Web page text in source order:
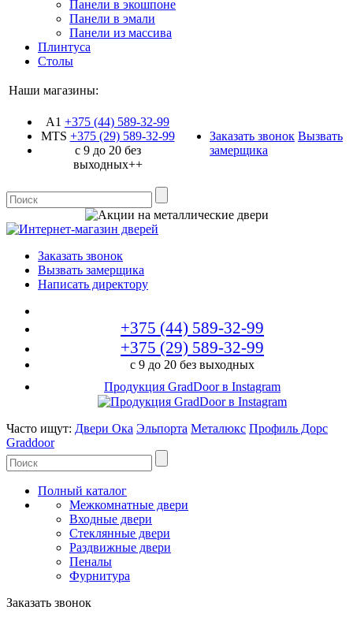
Панели в экошпоне
Панели в эмали
Панели из массива
Плинтуса
Столы
Наши магазины:
A1 +375 (44) 589-32-99
MTS +375 (29)589-32-99
с 9 до 20 без
выходных++
Заказать звонок Вызвать
замерщика
Заказать звонок
Вызвать замерщика
Написать директору
+375 (44) 589-32-99
+375 (29) 589-32-99
с 9 до 20 без выходных
Продукция GradDoor в Instagram
Часто ищут: Двери Ока Эльпорта Металюкс Профиль Дорс
Graddoor
Полный каталог
Межкомнатные двери
Входные двери
Стеклянные двери
Раздвижные двери
Пеналы
Фурнитура
Заказать звонок